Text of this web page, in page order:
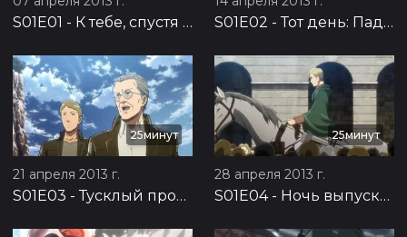
S01E01 - К тебе, спустя две тысячи лет: Падение Сигансины. Часть 1 S01E02 - Тот день: Падение Сигансины, часть 2
25минут
21 апреля 2013 г.
S01E03 - Тусклый проблеск среди отчаянья: Возвращение человечества, часть 1
25минут
28 апреля 2013 г.
S01E04- Ночь выпуска: Возвращение человечества, часть 2